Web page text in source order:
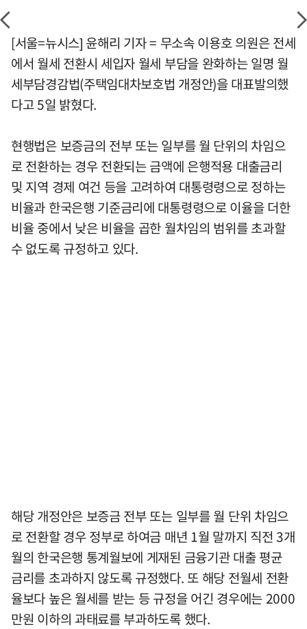
[서울=뉴시스] 윤해리 기자 = 무소속 이용호 의원은 전세
에서 월세 전환시 세입자 월세 부담을 완화하는 일명 월
세부담경감법(주택임대차보호법 개정안)을 대표발의했
다고 5일 밝혔다.
현행법은 보증금의 전부 또는 일부를 월 단위의 차임으
로 전환하는 경우 전환되는 금액에 은행적용 대출금리
및 지역 경제 여건 등을 고려하여 대통령령으로 정하는
비율과 한국은행 기준금리에 대통령령으로 이율을 더한
비율 중에서 낮은 비율을 곱한 월차임의 범위를 초과할
수 없도록 규정하고 있다.
해당 개정안은 보증금 전부 또는 일부를 월 단위 차임으
로 전환할 경우 정부로 하여금 매년 1월 말까지 직전 3개
월의 한국은행 통계월보에 게재된 금융기관 대출 평균
금리를 초과하지 않도록 규정했다. 또 해당 전월세 전환
율보다 높은 월세를 받는 등 규정을 어긴 경우에는 2000
만원 이하의 과태료를 부과하도록 했다.